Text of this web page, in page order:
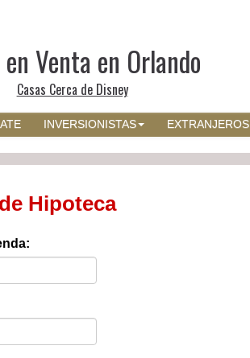
en Venta en Orlando
Casas Cerca de Disney
INVERSIONISTAS EXTRANJEROS
Hipoteca